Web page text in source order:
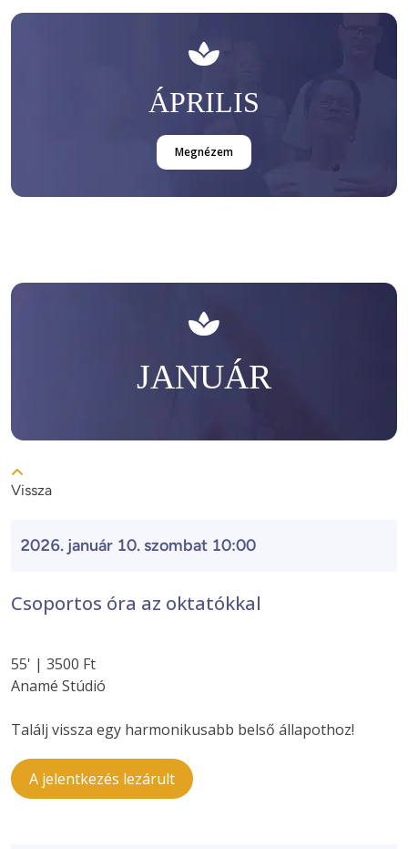
ÁPRILIS
Megnézem
JANUÁR
Vissza
2026. január 10. szombat 10:00
Csoportos óra az oktatókkal
55' | 3500 Ft
Anamé Stúdió
Találj vissza egy harmonikusabb belső állapothoz!
A jelentkezés lezárult